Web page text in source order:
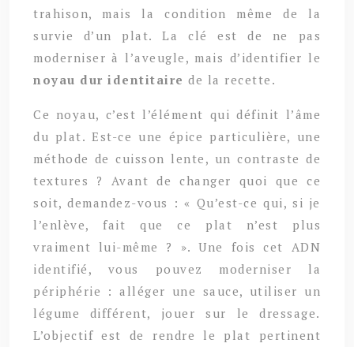
trahison, mais la condition même de la
survie d’un plat. La clé est de ne pas
moderniser à l’aveugle, mais d’identifier le
noyau dur identitaire de la recette.
Ce noyau, c’est l’élément qui définit l’âme
du plat. Est-ce une épice particulière, une
méthode de cuisson lente, un contraste de
textures ? Avant de changer quoi que ce
soit, demandez-vous : « Qu’est-ce qui, si je
l’enlève, fait que ce plat n’est plus
vraiment lui-même ? ». Une fois cet ADN
identifié, vous pouvez moderniser la
périphérie : alléger une sauce, utiliser un
légume différent, jouer sur le dressage.
L’objectif est de rendre le plat pertinent